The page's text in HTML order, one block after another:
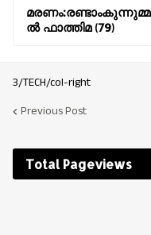
മരണം:രണ്ടാംകുന്നുമ്മ
ൽ ഫാത്തിമ (79)
3/TECH/col-right
Previous Post
Total Pageviews